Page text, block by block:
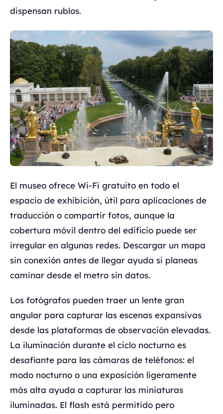
dispensan rublos.
El museo ofrece Wi-Fi gratuito en todo el
espacio de exhibición, útil para aplicaciones de
traducción o compartir fotos, aunque la
cobertura móvil dentro del edificio puede ser
irregular en algunas redes. Descargar un mapa
sin conexión antes de llegar ayuda si planeas
caminar desde el metro sin datos.
Los fotógrafos pueden traer un lente gran
angular para capturar las escenas expansivas
desde las plataformas de observación elevadas.
La iluminación durante el ciclo nocturno es
desafiante para las cámaras de teléfonos: el
modo nocturno o una exposición ligeramente
más alta ayuda a capturar las miniaturas
iluminadas. El flash está permitido pero